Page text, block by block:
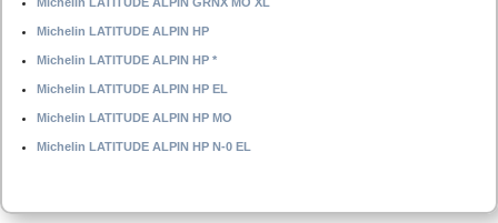
Michelin LATITUDE ALPIN HP
Michelin LATITUDE ALPIN HP *
Michelin LATITUDE ALPIN HP EL
Michelin LATITUDE ALPIN HP MO
Michelin LATITUDE ALPIN HP N-0 EL